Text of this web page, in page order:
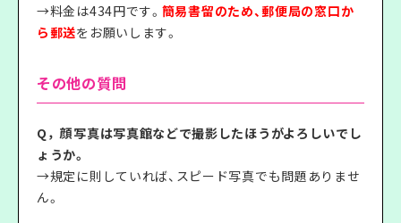
→料金は434円です。 簡易書留のため、郵便局の窓口か
ら郵送をお願いします。
その他の質問
Q，顔写真は写真館などで撮影したほうがよろしいでし
ょうか。
→規定に則していれば、スピード写真でも問題ありませ
ん。